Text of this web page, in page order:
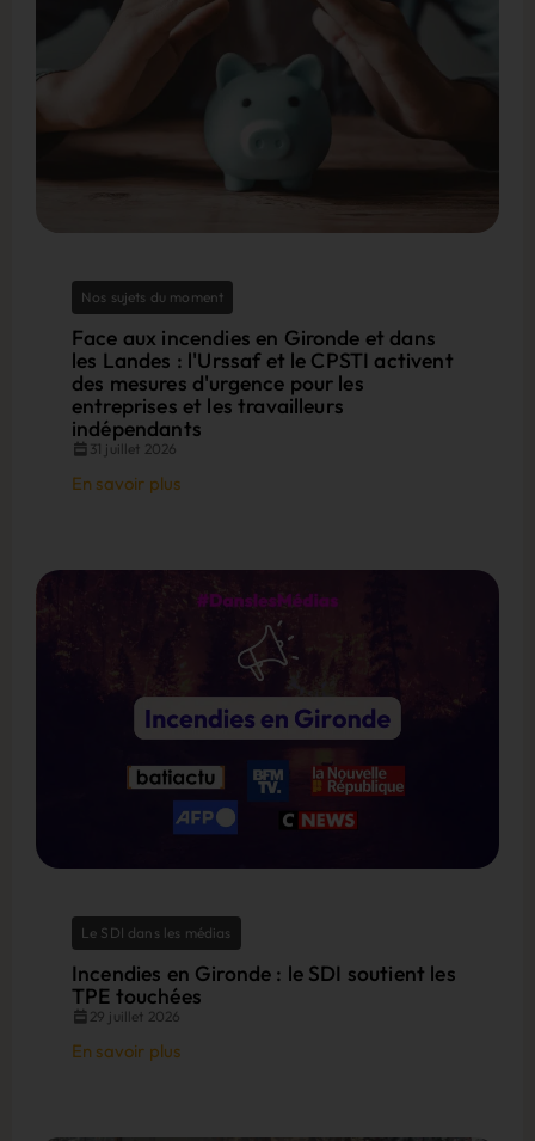
Nos sujets du moment
Face aux incendies en Gironde et dans
les Landes : l'Urssaf et le CPSTI activent
des mesures d'urgence pour les
entreprises et les travailleurs
indépendants
31 juillet 2026
En savoir plus
Le SDI dans les médias
Incendies en Gironde : le SDI soutient les
TPE touchées
29 juillet 2026
En savoir plus